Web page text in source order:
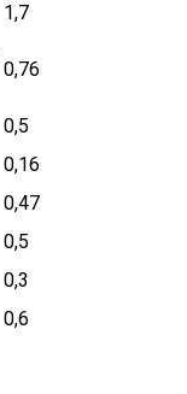
1,7
0,76
0,5
0,16
0,47
0,5
0,3
0,6